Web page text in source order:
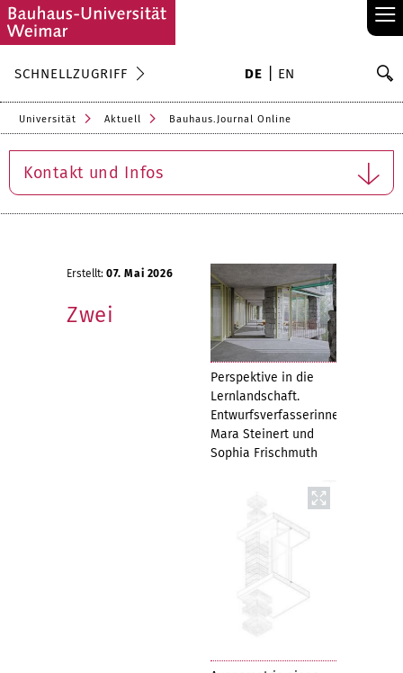
≡
SCHNELLZUGRIFF DE EN
Universität Aktuell Bauhaus.Journal Online
Kontakt und Infos
Perspektive in die
Lernlandschaft.
Entwurfsverfasserinnen:
Mara Steinert und
Sophia Frischmuth
Erstellt: 07. Mai 2026
Zwei